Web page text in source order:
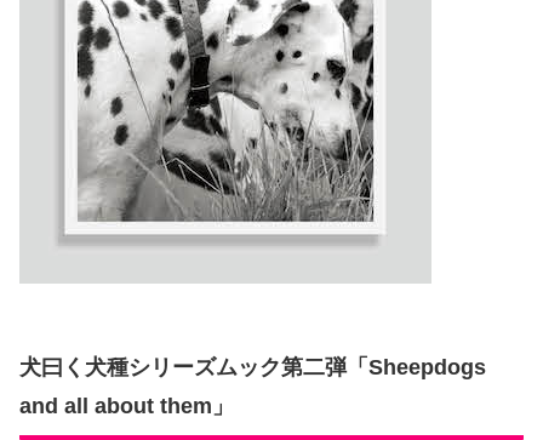
犬曰く犬種シリーズムック第二弾「Sheepdogs
and all about them」